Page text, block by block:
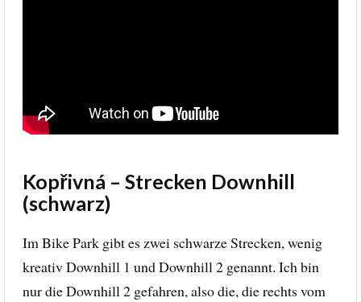
Kopřivná – Strecken Downhill
(schwarz)
Im Bike Park gibt es zwei schwarze Strecken, wenig
kreativ Downhill 1 und Downhill 2 genannt. Ich bin
nur die Downhill 2 gefahren, also die, die rechts vom